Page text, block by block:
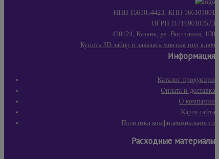
ИНН 1661054423, КПП 166101001
ОГРН 1171690103573
420124, Казань, ул. Восстания, 100
Купить 3D забор и заказать монтаж под ключ
Информация
Каталог продукции
Оплата и доставка
О компании
Карта сайта
Политика конфиденциальности
Расходные материалы